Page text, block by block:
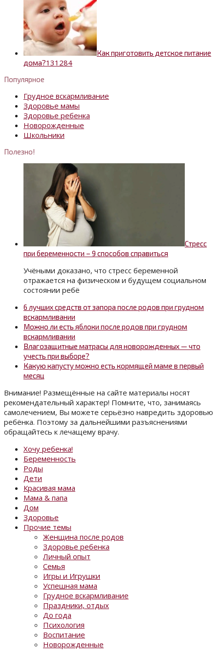
Как приготовить детское питание
дома?131284
Популярное
Грудное вскармливание
Здоровье мамы
Здоровье ребенка
Новорожденные
Школьники
Полезно!
Стресс
при беременности – 9 способов справиться
Учёными доказано, что стресс беременной
отражается на физическом и будущем социальном
состоянии ребё
6 лучших средств от запора после родов при грудном
вскармливании
Можно ли есть яблоки после родов при грудном
вскармливании
Влагозащитные матрасы для новорожденных — что
учесть при выборе?
Какую капусту можно есть кормящей маме в первый
месяц
Внимание! Размещённые на сайте материалы носят
рекомендательный характер! Помните, что, занимаясь
самолечением, Вы можете серьёзно навредить здоровью
ребёнка. Поэтому за дальнейшими разъяснениями
обращайтесь к лечащему врачу.
Хочу ребенка!
Беременность
Роды
Дети
Красивая мама
Мама & папа
Дом
Здоровье
Прочие темы
Женщина после родов
Здоровье ребенка
Личный опыт
Семья
Игры и Игрушки
Успешная мама
Грудное вскармливание
Праздники, отдых
До года
Психология
Воспитание
Новорожденные